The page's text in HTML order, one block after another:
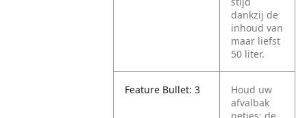
dankzij de
inhoud van
maar liefst
50 liter.
Feature Bullet: 3
Houd uw
afvalbak